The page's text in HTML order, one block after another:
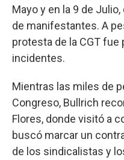
Mayo y en la 9 de
de manifestantes. A
protesta de la CGT
incidentes.
Mientras las miles de
Congreso, Bullrich
Flores, donde visitó a
buscó marcar un
de los sindicalistas y